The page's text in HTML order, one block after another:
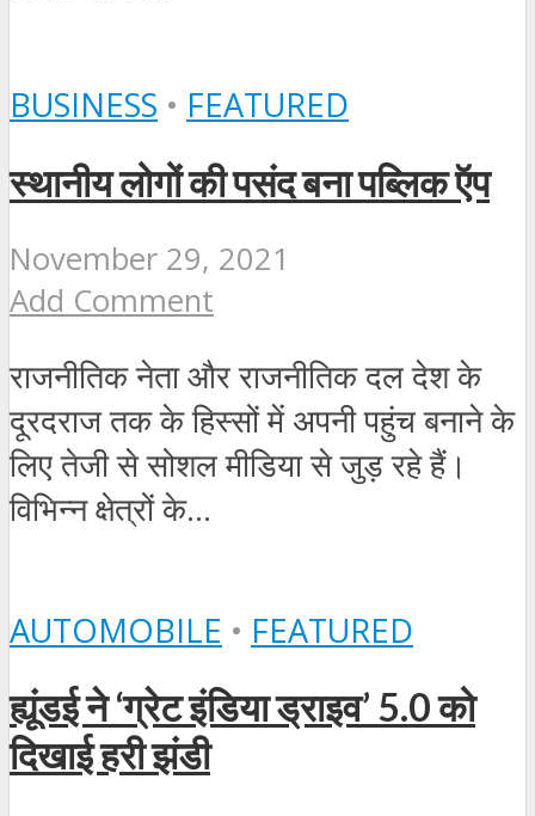
BUSINESS • FEATURED
स्‍थानीय लोगों की पसंद बना पब्लिक ऍप
November 29, 2021
Add Comment
राजनीतिक नेता और राजनीतिक दल देश के
दूरदराज तक के हिस्‍सों में अपनी पहुंच बनाने के
लिए तेजी से सोशल मीडिया से जुड़ रहे हैं।
विभिन्‍न क्षेत्रों के...
AUTOMOBILE • FEATURED
ह्यूंडई ने ‘ग्रेट इंडिया ड्राइव’ 5.0 को
दिखाई हरी झंडी